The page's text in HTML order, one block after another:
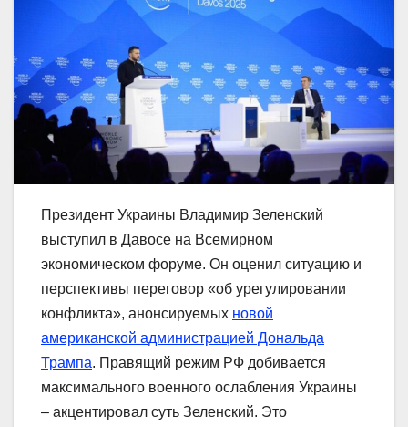
Президент Украины Владимир Зеленский
выступил в Давосе на Всемирном
экономическом форуме. Он оценил ситуацию и
перспективы переговор «об урегулировании
конфликта», анонсируемых новой
американской администрацией Дональда
Трампа. Правящий режим РФ добивается
максимального военного ослабления Украины
– акцентировал суть Зеленский. Это